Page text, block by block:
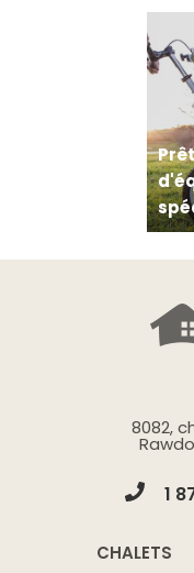
8082,
1
CHALETS